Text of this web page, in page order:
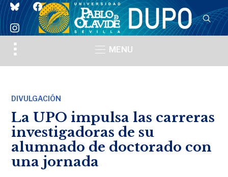
blueskyfacebook
instagram
Toggle
sidebar
MENU
DIVULGACIÓN
La UPO impulsa las carreras
investigadoras de su
alumnado de doctorado con
una jornada